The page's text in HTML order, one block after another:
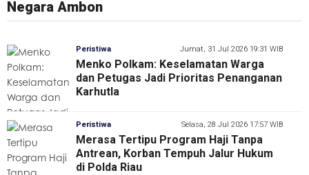
Negara Ambon
Terancam Dipolisikan; DPP PJS Siap Kawal
Hingga Tuntas
Kirim Armada Pemadam dan Evakuasi Warga
Peristiwa Jumat, 31 Jul 2026 19:31 WIB
Menko Polkam: Keselamatan Warga
dan Petugas Jadi Prioritas Penanganan
Karhutla
Peristiwa Selasa, 28 Jul 2026 17:57 WIB
Merasa Tertipu Program Haji Tanpa
Antrean, Korban Tempuh Jalur Hukum
di Polda Riau